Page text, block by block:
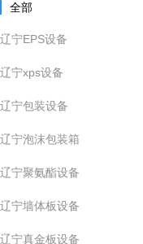
全部
辽宁EPS设备
辽宁xps设备
辽宁包装设备
辽宁泡沫包装箱
辽宁聚氨酯设备
辽宁墙体板设备
辽宁真金板设备